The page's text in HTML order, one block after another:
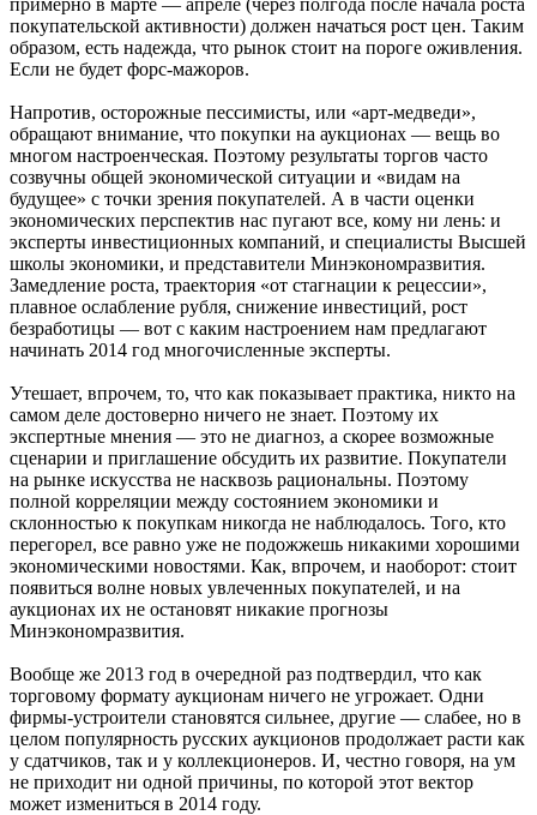
покупательской активности) должен начаться рост цен. Таким
образом, есть надежда, что рынок стоит на пороге оживления.
Если не будет форс-мажоров.
Напротив, осторожные пессимисты, или «арт-медведи»,
обращают внимание, что покупки на аукционах — вещь во
многом настроенческая. Поэтому результаты торгов часто
созвучны общей экономической ситуации и «видам на
будущее» с точки зрения покупателей. А в части оценки
экономических перспектив нас пугают все, кому ни лень: и
эксперты инвестиционных компаний, и специалисты Высшей
школы экономики, и представители Минэкономразвития.
Замедление роста, траектория «от стагнации к рецессии»,
плавное ослабление рубля, снижение инвестиций, рост
безработицы — вот с каким настроением нам предлагают
начинать 2014 год многочисленные эксперты.
Утешает, впрочем, то, что как показывает практика, никто на
самом деле достоверно ничего не знает. Поэтому их
экспертные мнения — это не диагноз, а скорее возможные
сценарии и приглашение обсудить их развитие. Покупатели
на рынке искусства не насквозь рациональны. Поэтому
полной корреляции между состоянием экономики и
склонностью к покупкам никогда не наблюдалось. Того, кто
перегорел, все равно уже не подожжешь никакими хорошими
экономическими новостями. Как, впрочем, и наоборот: стоит
появиться волне новых увлеченных покупателей, и на
аукционах их не остановят никакие прогнозы
Минэкономразвития.
Вообще же 2013 год в очередной раз подтвердил, что как
торговому формату аукционам ничего не угрожает. Одни
фирмы-устроители становятся сильнее, другие — слабее, но в
целом популярность русских аукционов продолжает расти как
у сдатчиков, так и у коллекционеров. И, честно говоря, на ум
не приходит ни одной причины, по которой этот вектор
может измениться в 2014 году.